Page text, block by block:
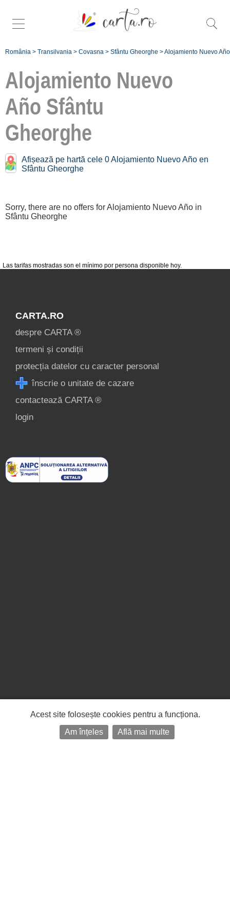
România > Transilvania > Covasna > Sfântu Gheorghe >Alojamiento Nuevo Año
Alojamiento Nuevo
Año Sfântu
Gheorghe
Afișează pe hartă cele 0 Alojamiento Nuevo Año en
Sfântu Gheorghe
Las tarifas mostradas son el mínimo por persona disponible hoy.
Sorry, there are no offers for Alojamiento Nuevo Año in
Sfântu Gheorghe
Înscrie
o unitate de
cazare
termeni și
login
CARTA.RO
despre CARTA ®
termeni și condiții
protecția datelor cu caracter personal
înscrie o unitate de cazare
contactează CARTA ®
login
Acest site folosește cookies pentru a funcționa.
Am înțeles
Află mai multe